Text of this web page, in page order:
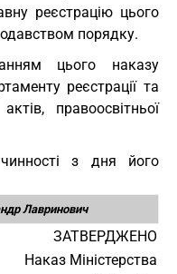
реєстрацію цього
порядку.
цього наказу
реєстрації та
правоосвітньої
з дня його
Лавринович
ЗАТВЕРДЖЕНО
Наказ Міністерства